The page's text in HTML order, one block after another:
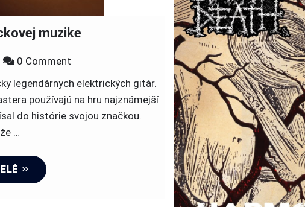
muzike
0 Commenton
Zaujímavosti
o
rockovej
legendárnych elektrických gitár.
používajú na hru najznámejší
do histórie svojou značkou.
…